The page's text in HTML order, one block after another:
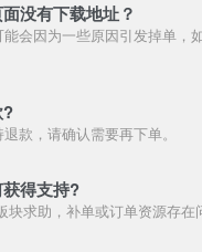
没有下载地址？
会因为一些原因引发掉单，
款，请确认需要再下单。
得支持?
块求助，补单或订单资源存在